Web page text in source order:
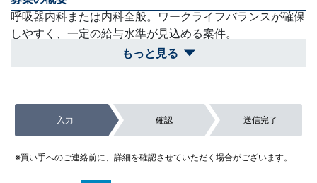
呼吸器内科または内科全般。ワークライフバランスが確保
しやすく、一定の給与水準が見込める案件。
もっと見る
を希望します。それ以前の開始は不可となります。
束時間が長くなるような案件は検討できません。
入力 確認 送信完了
※買い手へのご連絡前に、詳細を確認させていただく場合がございます。